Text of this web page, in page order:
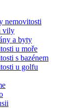
nemovitosti
vily
a byty
u moře
s bazénem
u golfu